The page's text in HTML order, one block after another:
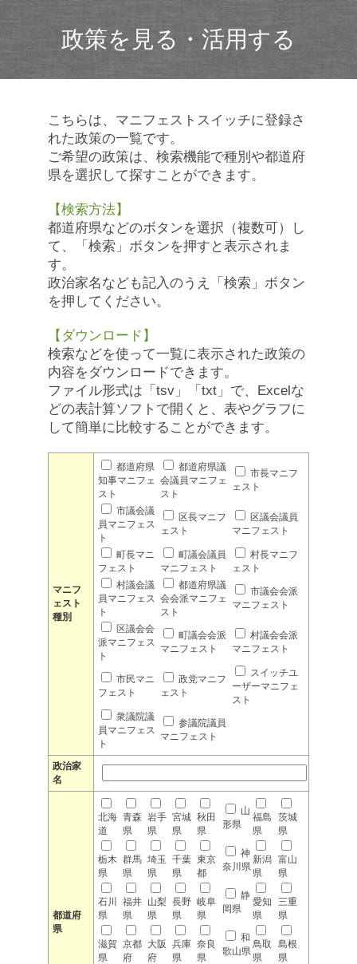
政策を見る・活用する
こちらは、マニフェストスイッチに登録さ
れた政策の一覧です。
ご希望の政策は、検索機能で種別や都道府
県を選択して探すことができます。
【検索方法】
都道府県などのボタンを選択（複数可）し
て、「検索」ボタンを押すと表示されま
す。
政治家名なども記入のうえ「検索」ボタン
を押してください。
【ダウンロード】
検索などを使って一覧に表示された政策の
内容をダウンロードできます。
ファイル形式は「tsv」「txt」で、Excelな
どの表計算ソフトで開くと、表やグラフに
して簡単に比較することができます。
マニフ
ェスト
種別
都道府県
知事マニフェ
スト
都道府県議
会議員マニフェ
スト
市長マニフ
ェスト
市議会議
員マニフェス
ト
区長マニフ
ェスト
区議会議員
マニフェスト
町長マニ
フェスト
町議会議員
マニフェスト
村長マニフ
ェスト
村議会議
員マニフェス
ト
都道府県議
会会派マニフェ
スト
市議会会派
マニフェスト
区議会会
派マニフェス
ト
町議会会派
マニフェスト
村議会会派
マニフェスト
市民マニ
フェスト
政党マニフ
ェスト
スイッチユ
ーザーマニフェ
スト
衆議院議
員マニフェス
ト
参議院議員
マニフェスト
政治家
名
都道府
県
北海
道
青森
県
岩手
県
宮城
県
秋田
県
山
形県
福島
県
茨城
県
栃木
県
群馬
県
埼玉
県
千葉
県
東京
都
神
奈川県
新潟
県
富山
県
石川
県
福井
県
山梨
県
長野
県
岐阜
県
静
岡県
愛知
県
三重
県
滋賀
県
京都
府
大阪
府
兵庫
県
奈良
県
和
歌山県
鳥取
県
島根
県